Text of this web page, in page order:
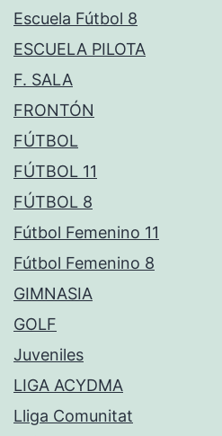
Escuela Fútbol 8
ESCUELA PILOTA
F. SALA
FRONTÓN
FÚTBOL
FÚTBOL 11
FÚTBOL 8
Fútbol Femenino 11
Fútbol Femenino 8
GIMNASIA
GOLF
Juveniles
LIGA ACYDMA
Lliga Comunitat